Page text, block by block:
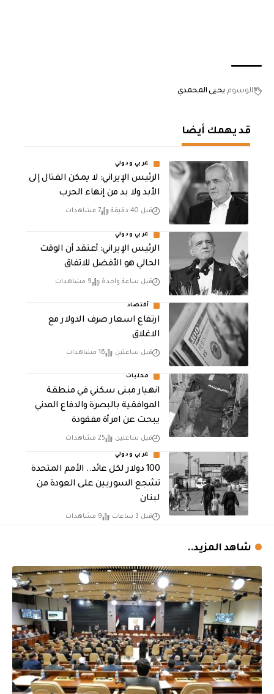
الوسوم يحيى المحمدي
قد يهمك أيضا
عربي ودولي
الرئيس الإيراني: لا يمكن القتال إلى
الأبد ولا بد من إنهاء الحرب
قبل 40 دقيقة 7 مشاهدات
عربي ودولي
الرئيس الإيراني: أعتقد أن الوقت
الحالي هو الأفضل للاتفاق
قبل ساعة واحدة 9 مشاهدات
أقتصاد
ارتفاع اسعار صرف الدولار مع
الاغلاق
قبل ساعتين 16 مشاهدات
محليات
انهيار مبنى سكني في منطقة
الموافقية بالبصرة والدفاع المدني
يبحث عن امرأة مفقودة
قبل ساعتين 25 مشاهدات
عربي ودولي
100 دولار لكل عائد.. الأمم المتحدة
تشجع السوريين على العودة من
لبنان
قبل 3 ساعات 9 مشاهدات
شاهد المزيد..